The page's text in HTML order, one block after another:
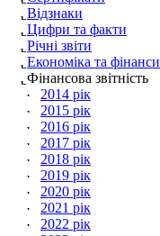
Відзнаки
Цифри та факти
Річні звіти
Економіка та фінанси
Фінансова звітність
2014 рік
2015 рік
2016 рік
2017 рік
2018 рік
2019 рік
2020 рік
2021 рік
2022 рік